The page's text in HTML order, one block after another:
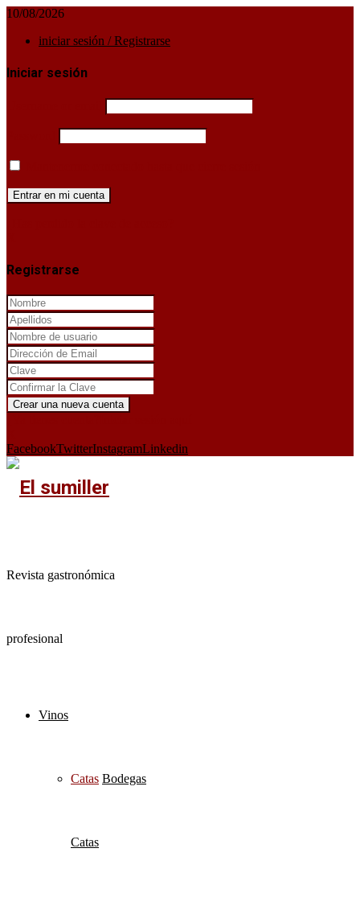
10/08/2026
iniciar sesión / Registrarse
Iniciar sesión
Registrarse
FacebookTwitterInstagramLinkedin
Revista gastronómica
profesional
Vinos
Catas Bodegas
Catas